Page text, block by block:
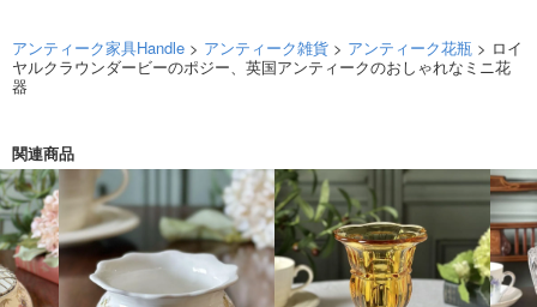
アンティーク家具Handle > アンティーク雑貨 > アンティーク花瓶 > ロイ
ヤルクラウンダービーのポジー、英国アンティークのおしゃれなミニ花
器
関連商品